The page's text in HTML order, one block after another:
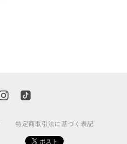
特定商取引法に基づく表記